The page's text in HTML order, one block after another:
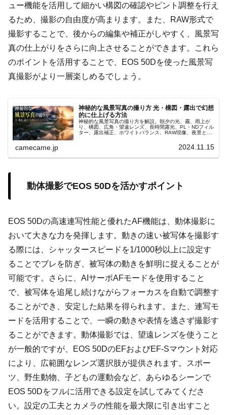
ュー機能を活用して細かい構図の確認やピント調整を行え
るため、撮影の自由度が高まります。また、RAW形式で
撮影することで、後からの編集や補正がしやすく、風景写
真の仕上がりをさらに向上させることができます。これら
のポイントを活用することで、EOS 50Dを使った風景写
真撮影がより一層楽しめるでしょう。
神秘的な風景写真の撮り方 光・構図・露出で幻想
的に仕上げる方法
神秘的な風景写真の撮り方を解説。朝夕の光、霧、雨上が
り、構図、広角・望遠レンズ、長時間露光、PL・NDフィル
ター、露出補正、ホワイトバランス、RAW現像、夜景と星
camecame.jp 2024.11.15
動体撮影でEOS 50Dを活かすポイント
EOS 50Dの高速連写性能と優れたAF機能は、動体撮影に
おいて大きな力を発揮します。動きの速い被写体を撮影す
る際には、シャッタースピードを1/1000秒以上に設定す
ることでブレを防ぎ、被写体の動きを鮮明に捉えることが
可能です。さらに、AIサーボAFモードを使用すること
で、被写体を追尾し続けながらフォーカスを自動で調整す
ることができ、安定した結果を得られます。また、連写モ
ードを活用することで、一瞬の動きや表情を逃さず撮影す
ることができます。動体撮影では、望遠レンズを使うこと
が一般的ですが、EOS 50DのEFおよびEF-Sマウント対応
により、広範囲なレンズ選択肢が提供されます。スポー
ツ、野生動物、子どもの運動会など、あらゆるシーンで
EOS 50Dをフルに活用できる設定を試してみてくださ
い。設定の工夫とカメラの性能を最大限に引き出すこと